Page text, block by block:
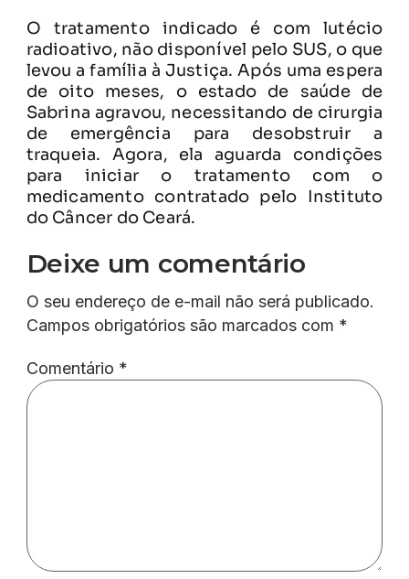
O tratamento indicado é com lutécio
radioativo, não disponível pelo SUS, o que
levou a família à Justiça. Após uma espera
de oito meses, o estado de saúde de
Sabrina agravou, necessitando de cirurgia
de emergência para desobstruir a
traqueia. Agora, ela aguarda condições
para iniciar o tratamento com o
medicamento contratado pelo Instituto
do Câncer do Ceará.
Deixe um comentário
O seu endereço de e-mail não será publicado.
Campos obrigatórios são marcados com *
Comentário *